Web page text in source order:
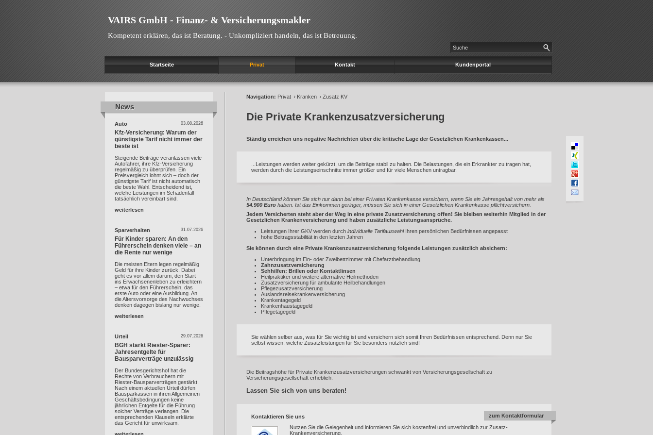
VAIRS GmbH - Finanz- & Versicherungsmakler
Kompetent erklären, das ist Beratung. - Unkompliziert handeln, das ist Betreuung.
Startseite Privat Kontakt Kundenportal
News
News
03.08.2026
Auto
Kfz-Versicherung: Warum der
günstigste Tarif nicht immer der
beste ist
Steigende Beiträge veranlassen viele
Autofahrer, ihre Kfz-Versicherung
regelmäßig zu überprüfen. Ein
Preisvergleich lohnt sich – doch der
günstigste Tarif ist nicht automatisch
die beste Wahl. Entscheidend ist,
welche Leistungen im Schadenfall
tatsächlich vereinbart sind.
weiterlesen
31.07.2026
Sparverhalten
Für Kinder sparen: An den
Führerschein denken viele – an
die Rente nur wenige
Die meisten Eltern legen regelmäßig
Geld für ihre Kinder zurück. Dabei
geht es vor allem darum, den Start
ins Erwachsenenleben zu erleichtern
– etwa für den Führerschein, das
erste Auto oder eine Ausbildung. An
die Altersvorsorge des Nachwuchses
denken dagegen bislang nur wenige.
weiterlesen
29.07.2026
Urteil
BGH stärkt Riester-Sparer:
Jahresentgelte für
Bausparverträge unzulässig
Der Bundesgerichtshof hat die
Rechte von Verbrauchern mit
Riester-Bausparverträgen gestärkt.
Nach einem aktuellen Urteil dürfen
Bausparkassen in ihren Allgemeinen
Geschäftsbedingungen keine
jährlichen Entgelte für die Führung
solcher Verträge verlangen. Die
entsprechenden Klauseln erklärte
das Gericht für unwirksam.
Navigation: Privat Kranken Zusatz KV
Die Private Krankenzusatzversicherung
Ständig erreichen uns negative Nachrichten über die kritische Lage der Gesetzlichen Krankenkassen...
...Leistungen werden weiter gekürzt, um die Beiträge stabil zu halten. Die Belastungen, die ein Erkrankter zu tragen hat,
werden durch die Leistungseinschnitte immer größer und für viele Menschen untragbar.
In Deutschland können Sie sich nur dann bei einer Privaten Krankenkasse versichern, wenn Sie ein Jahresgehalt von mehr als
54.900 Euro haben. Ist das Einkommen geringer, müssen Sie sich in einer Gesetzlichen Krankenkasse pflichtversichern.
Jedem Versicherten steht aber der Weg in eine private Zusatzversicherung offen! Sie bleiben weiterhin Mitglied in der
Gesetzlichen Krankenversicherung und haben zusätzliche Leistungsansprüche.
Leistungen Ihrer GKV werden durch individuelle TarifauswahlIhren persönlichen Bedürfnissen angepasst
hohe Beitragsstabilität in den letzten Jahren
Sie können durch eine Private Krankenzusatzversicherung folgende Leistungen zusätzlich absichern:
Unterbringung im Ein- oder Zweibettzimmer mit Chefarztbehandlung
Zahnzusatzversicherung
Sehhilfen: Brillen oder Kontaktlinsen
Heilpraktiker und weitere alternative Heilmethoden
Zusatzversicherung für ambulante Heilbehandlungen
Pflegezusatzversicherung
Auslandsreisekrankenversicherung
Krankentagegeld
Krankenhaustagegeld
Pflegetagegeld
Sie wählen selber aus, was für Sie wichtig ist und versichern sich somit Ihren Bedürfnissen entsprechend. Denn nur Sie
selbst wissen, welche Zusatzleistungen für Sie besonders nützlich sind!
Die Beitragshöhe für Private Krankenzusatzversicherungen schwankt von Versicherungsgesellschaft zu
Versicherungsgesellschaft erheblich.
Lassen Sie sich von uns beraten!
Kontaktieren Sie uns
Nutzen Sie die Gelegenheit und informieren Sie sich kostenfrei und unverbindlich zur Zusatz-
Krankenversicherung.
zum Kontaktformular